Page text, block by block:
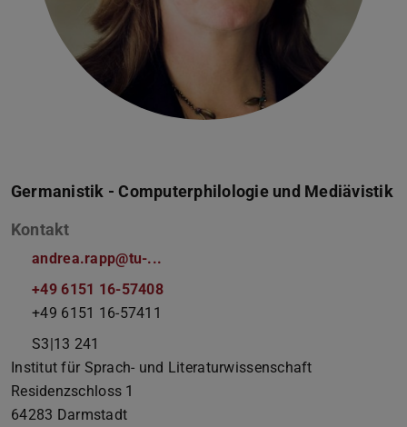
Germanistik - Computerphilologie und Mediävistik
Kontakt
andrea.rapp@tu-...
+49 6151 16-57408
+49 6151 16-57411
S3|13 241
Institut für Sprach- und Literaturwissenschaft
Residenzschloss 1
64283 Darmstadt